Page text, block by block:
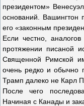
президентом»
оснований. Вашингтон
его «законным
Если честно,
протяжении писаной
Священной Римской
очень редко и обычно
Трамп далеко не Карл
После чего
Начиная с Канады и